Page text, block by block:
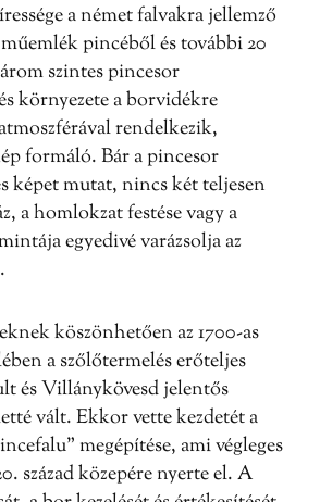
a német falvakra jellemző
pincéből és további 20
szintes pincesor
környezete a borvidékre
rendelkezik,
formáló. Bár a pincesor
képet mutat, nincs két teljesen
a homlokzat festése vagy a
egyedivé varázsolja az
köszönhetően az 1700-as
a szőlőtermelés erőteljes
és Villánykövesd jelentős
vált. Ekkor vette kezdetét a
megépítése, ami végleges
század közepére nyerte el. A